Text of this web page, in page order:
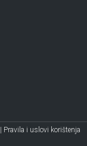
Pravila i uslovi korištenja